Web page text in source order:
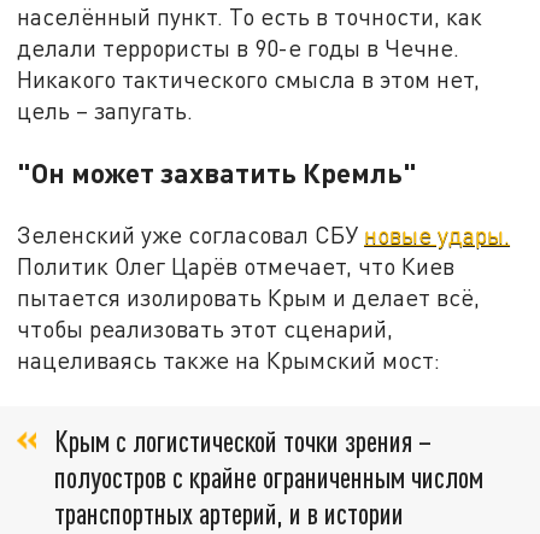
населённый пункт. То есть в точности, как
делали террористы в 90-е годы в Чечне.
Никакого тактического смысла в этом нет,
цель – запугать.
"Он может захватить Кремль"
Зеленский уже согласовал СБУ новые удары.
Политик Олег Царёв отмечает, что Киев
пытается изолировать Крым и делает всё,
чтобы реализовать этот сценарий,
нацеливаясь также на Крымский мост:
Крым с логистической точки зрения –
полуостров с крайне ограниченным числом
транспортных артерий, и в истории